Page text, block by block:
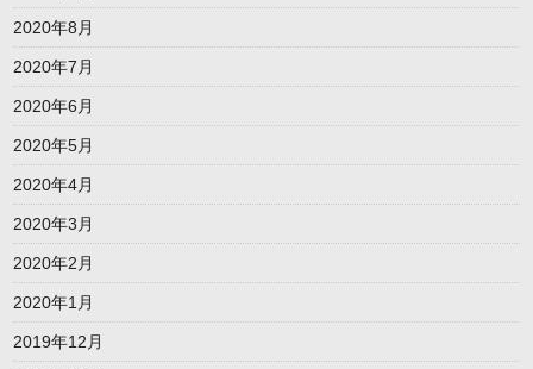
2020年8月
2020年7月
2020年6月
2020年5月
2020年4月
2020年3月
2020年2月
2020年1月
2019年12月